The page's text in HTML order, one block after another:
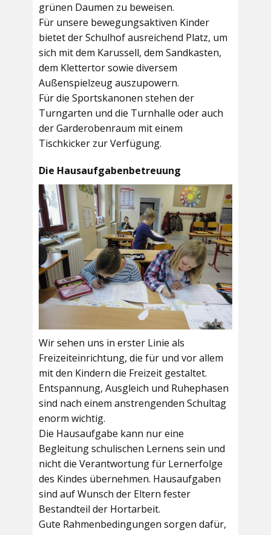
grünen Daumen zu beweisen.
Für unsere bewegungsaktiven Kinder
bietet derSchulhofausreichend Platz, um
sich mit dem Karussell, dem Sandkasten,
dem Klettertor sowie diversem
Außenspielzeug auszupowern.
Für die Sportskanonen stehen der
Turngarten und die Turnhalle oder auch
derGarderobenraum mit einem
Tischkicker zur Verfügung.
Die Hausaufgabenbetreuung
Wir sehen uns in erster Linie als
Freizeiteinrichtung, die für und vor allem
mit den Kindern die Freizeit gestaltet.
Entspannung, Ausgleich und Ruhephasen
sind nach einem anstrengenden Schultag
enorm wichtig.
Die Hausaufgabe kann nur eine
Begleitung schulischen Lernens sein und
nicht die Verantwortung für Lernerfolge
des Kindes übernehmen. Hausaufgaben
sind auf Wunsch der Eltern fester
Bestandteil der Hortarbeit.
Gute Rahmenbedingungen sorgen dafür,